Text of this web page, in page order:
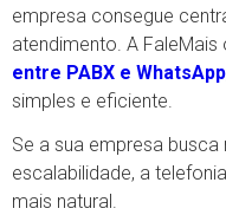
empresa consegue
atendimento. A
entre PABX e WhatsApp
simples e eficiente.
Se a sua empresa
escalabilidade, a
mais natural.